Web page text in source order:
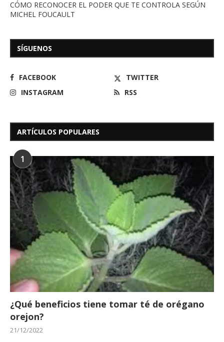
CÓMO RECONOCER EL PODER QUE TE CONTROLA SEGÚN
MICHEL FOUCAULT
SÍGUENOS
FACEBOOK
TWITTER
INSTAGRAM
RSS
ARTÍCULOS POPULARES
1
¿Qué beneficios tiene tomar té de orégano
orejon?
21/12/2022